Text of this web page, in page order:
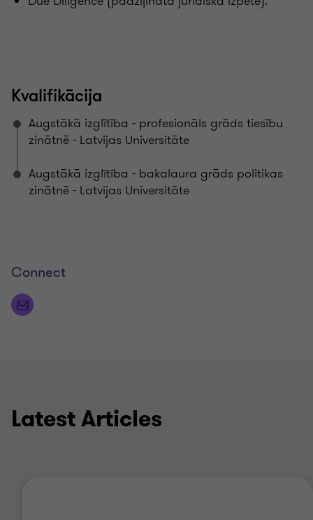
Kvalifikācija
Augstākā izglītība - profesionāls grāds tiesību
zinātnē - Latvijas Universitāte
Augstākā izglītība - bakalaura grāds politikas
zinātnē - Latvijas Universitāte
Connect
Latest Articles